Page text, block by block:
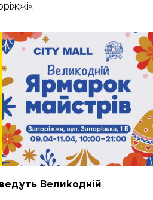
Великодній